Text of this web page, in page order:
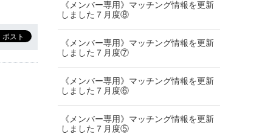
《メンバー専用》マッチング情報を更新
しました７月度⑧
《メンバー専用》マッチング情報を更新
しました７月度⑦
《メンバー専用》マッチング情報を更新
しました７月度⑥
《メンバー専用》マッチング情報を更新
しました７月度⑤